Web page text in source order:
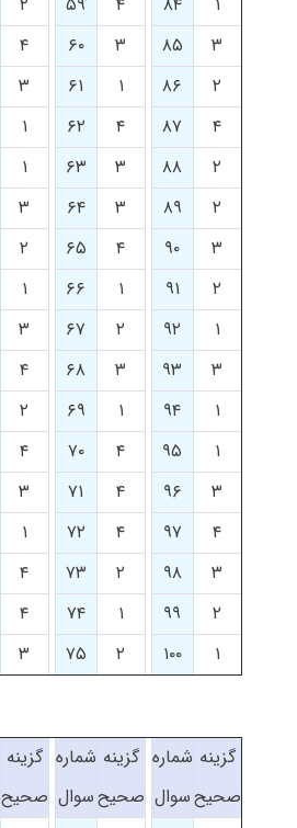
۳
۸۵ ۳ ۶۰ ۴
۲
۸۶ ۱ ۶۱ ۳
۴
۸۷ ۴ ۶۲ ۱
۲
۸۸ ۳ ۶۳ ۱
۲
۸۹ ۳ ۶۴ ۳
۳
۹۰ ۴ ۶۵ ۲
۲
۹۱ ۱ ۶۶ ۱
۱
۹۲ ۲ ۶۷ ۳
۳
۹۳ ۳ ۶۸ ۴
۱
۹۴ ۱ ۶۹ ۲
۱
۹۵ ۴ ۷۰ ۴
۳
۹۶ ۴ ۷۱ ۳
۴
۹۷ ۴ ۷۲ ۱
۳
۹۸ ۲ ۷۳ ۴
۲
۹۹ ۱ ۷۴ ۴
۱
۱۰۰ ۲ ۷۵ ۳
گزینه
صحیح
شماره
سوال
گزینه
صحیح
شماره
سوال
گزینه
صحیح